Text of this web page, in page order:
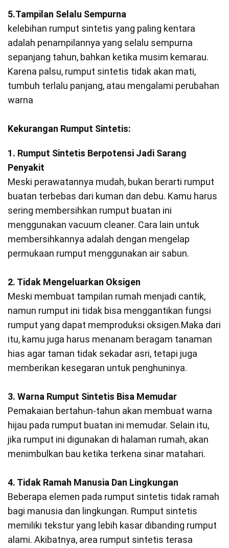
5.Tampilan Selalu Sempurna
kelebihan rumput sintetis yang paling kentara
adalah penampilannya yang selalu sempurna
sepanjang tahun, bahkan ketika musim kemarau.
Karena palsu, rumput sintetis tidak akan mati,
tumbuh terlalu panjang, atau mengalami perubahan
warna
Kekurangan Rumput Sintetis:
1. Rumput Sintetis Berpotensi Jadi Sarang
Penyakit
Meski perawatannya mudah, bukan berarti rumput
buatan terbebas dari kuman dan debu. Kamu harus
sering membersihkan rumput buatan ini
menggunakan vacuum cleaner. Cara lain untuk
membersihkannya adalah dengan mengelap
permukaan rumput menggunakan air sabun.
2. Tidak Mengeluarkan Oksigen
Meski membuat tampilan rumah menjadi cantik,
namun rumput ini tidak bisa menggantikan fungsi
rumput yang dapat memproduksi oksigen.Maka dari
itu, kamu juga harus menanam beragam tanaman
hias agar taman tidak sekadar asri, tetapi juga
memberikan kesegaran untuk penghuninya.
3. Warna Rumput Sintetis Bisa Memudar
Pemakaian bertahun-tahun akan membuat warna
hijau pada rumput buatan ini memudar. Selain itu,
jika rumput ini digunakan di halaman rumah, akan
menimbulkan bau ketika terkena sinar matahari.
4. Tidak Ramah Manusia Dan Lingkungan
Beberapa elemen pada rumput sintetis tidak ramah
bagi manusia dan lingkungan. Rumput sintetis
memiliki tekstur yang lebih kasar dibanding rumput
alami. Akibatnya, area rumput sintetis terasa